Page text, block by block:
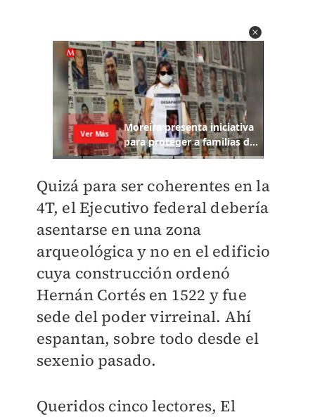
Quizá para ser coherentes en la
4T, el Ejecutivo federal debería
asentarse en una zona
arqueológica y no en el edificio
cuya construcción ordenó
Hernán Cortés en 1522 y fue
sede del poder virreinal. Ahí
espantan, sobre todo desde el
sexenio pasado.
Queridos cinco lectores, El